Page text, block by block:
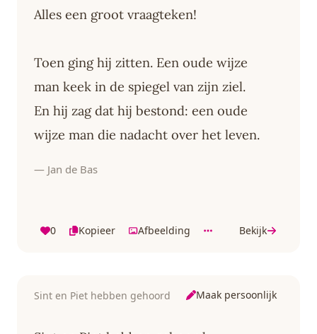
Alles een groot vraagteken!
Toen ging hij zitten. Een oude wijze
man keek in de spiegel van zijn ziel.
En hij zag dat hij bestond: een oude
wijze man die nadacht over het leven.
— Jan de Bas
0 Kopieer Afbeelding Bekijk
Sint en Piet hebben gehoord Maak persoonlijk